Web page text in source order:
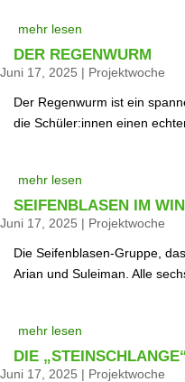
mehr lesen
DER REGENWURM
Juni 17, 2025 | Projektwoche
Der Regenwurm ist ein
die Schüler:innen einen
mehr lesen
SEIFENBLASEN IM
Juni 17, 2025 | Projektwoche
Die Seifenblasen-Gruppe,
Arian und Suleiman. Alle
mehr lesen
DIE
Juni 17, 2025 | Projektwoche